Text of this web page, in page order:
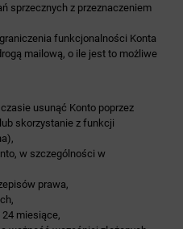
sprzecznych z przeznaczeniem
funkcjonalności Konta
mailową, o ile jest to możliwe
usunąć Konto poprzez
skorzystanie z funkcji
w szczególności w
prawa,
miesiące,